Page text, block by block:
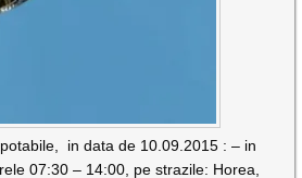
in data de 10.09.2015 : – in
07:30 – 14:00, pe strazile: Horea,